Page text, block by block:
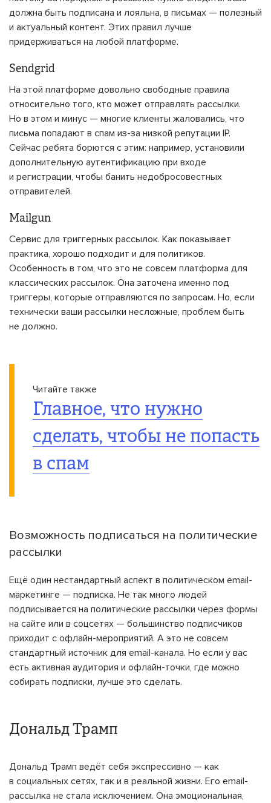
должна быть подписана и лояльна, в письмах — полезный
и актуальный контент. Этих правил лучше
придерживаться на любой платформе.
Sendgrid
На этой платформе довольно свободные правила
относительно того, кто может отправлять рассылки.
Но в этом и минус — многие клиенты жаловались, что
письма попадают в спам из-за низкой репутации IP.
Сейчас ребята борются с этим: например, установили
дополнительную аутентификацию при входе
и регистрации, чтобы банить недобросовестных
отправителей.
Mailgun
Сервис для триггерных рассылок. Как показывает
практика, хорошо подходит и для политиков.
Особенность в том, что это не совсем платформа для
классических рассылок. Она заточена именно под
триггеры, которые отправляются по запросам. Но, если
технически ваши рассылки несложные, проблем быть
не должно.
Читайте также
Главное, что нужно
сделать, чтобы не попасть
в спам
Возможность подписаться на политические
рассылки
Eщё один нестандартный аспект в политическом email-
маркетинге — подписка. Не так много людей
подписывается на политические рассылки через формы
на сайте или в соцсетях — большинство подписчиков
приходит с офлайн-мероприятий. А это не совсем
стандартный источник для email-канала. Но если у вас
есть активная аудитория и офлайн-точки, где можно
собирать подписки, лучше это сделать.
Дональд Трамп
Дональд Трамп ведёт себя экспрессивно — как
в социальных сетях, так и в реальной жизни. Его email-
рассылка не стала исключением. Она эмоциональная,